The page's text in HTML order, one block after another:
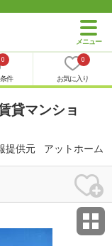
0
件
0
お気に入り
貸マンショ
提供元 アットホーム